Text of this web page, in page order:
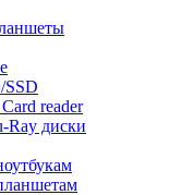
reader
диски